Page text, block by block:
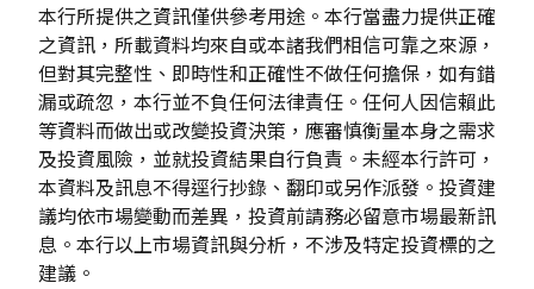
本行所提供之資訊僅供參考用途。本行當盡力提供正確
之資訊，所載資料均來自或本諸我們相信可靠之來源，
但對其完整性、即時性和正確性不做任何擔保，如有錯
漏或疏忽，本行並不負任何法律責任。任何人因信賴此
等資料而做出或改變投資決策，應審慎衡量本身之需求
及投資風險，並就投資結果自行負責。未經本行許可，
本資料及訊息不得逕行抄錄、翻印或另作派發。投資建
議均依市場變動而差異，投資前請務必留意市場最新訊
息。本行以上市場資訊與分析，不涉及特定投資標的之
建議。